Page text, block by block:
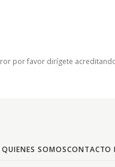
por favor dirígete
QUIENES SOMOSCONTACTO